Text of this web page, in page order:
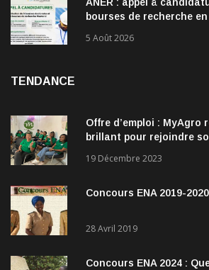
bourses de recherche
5 Août 2026
TENDANCE
Offre d’emploi : MyAgro
brillant pour rejoindre
19 Décembre 2023
Concours ENA 2019-
28 Avril 2019
Concours ENA 2024 :